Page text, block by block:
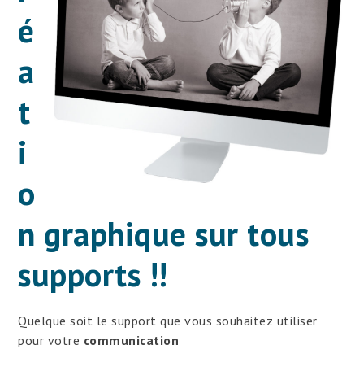
é
a
t
i
o
n graphique sur tous
supports !!
Quelque soit le support que vous souhaitez utiliser
pour votre communication